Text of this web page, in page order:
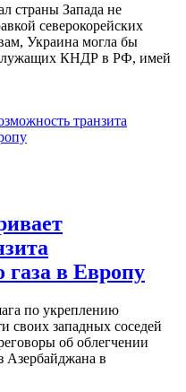
страны Запада не
северокорейских
Украина могла бы
КНДР в РФ, имей
газа в Европу
по укреплению
своих западных соседей
об облегчении
Азербайджана в